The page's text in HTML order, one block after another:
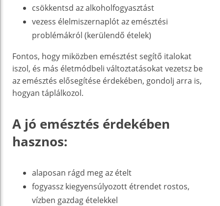
csökkentsd az alkoholfogyasztást
vezess élelmiszernaplót az emésztési
problémákról (kerülendő ételek)
Fontos, hogy miközben emésztést segítő italokat
iszol, és más életmódbeli változtatásokat vezetsz be
az emésztés elősegítése érdekében, gondolj arra is,
hogyan táplálkozol.
A jó emésztés érdekében
hasznos:
alaposan rágd meg az ételt
fogyassz kiegyensúlyozott étrendet rostos,
vízben gazdag ételekkel